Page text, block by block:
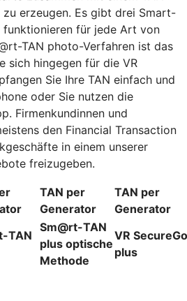
zu erzeugen. Es gibt drei Smart-
funktionieren für jede Art von
TAN photo-Verfahren ist das
sich hingegen für die VR
Sie Ihre TAN einfach und
oder Sie nutzen die
Firmenkundinnen und
den Financial Transaction
in einem unserer
freizugeben.
TAN per
Generator
TAN per
Generator
TAN
Sm@rt-TAN
plus optische
Methode
VR SecureGo
plus